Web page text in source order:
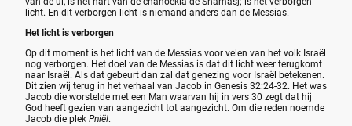
licht. En dit verborgen licht is niemand anders dan de Messias.
Het licht is verborgen
Op dit moment is het licht van de Messias voor velen van het volk Israël
nog verborgen. Het doel van de Messias is dat dit licht weer terugkomt
naar Israël. Als dat gebeurt dan zal dat genezing voor Israël betekenen.
Dit zien wij terug in het verhaal van Jacob in Genesis 32:24-32. Het was
Jacob die worstelde met een Man waarvan hij in vers 30 zegt dat hij
God heeft gezien van aangezicht tot aangezicht. Om die reden noemde
Jacob die plek Pniël.